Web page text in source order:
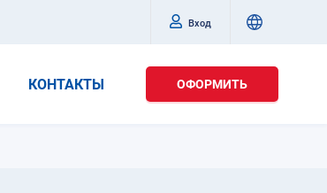
Вход
КОНТАКТЫ ОФОРМИТЬ